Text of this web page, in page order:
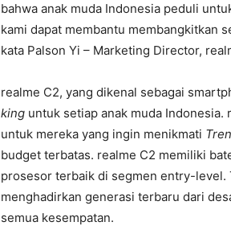
bahwa anak muda Indonesia peduli
kami dapat membantu membangkitkan
kata Palson Yi – Marketing Director,
realme C2, yang dikenal sebagai
king untuk setiap anak muda
untuk mereka yang ingin menikmati
budget terbatas. realme C2 memiliki
prosesor terbaik di segmen entry-level.
menghadirkan generasi terbaru dari
semua kesempatan.